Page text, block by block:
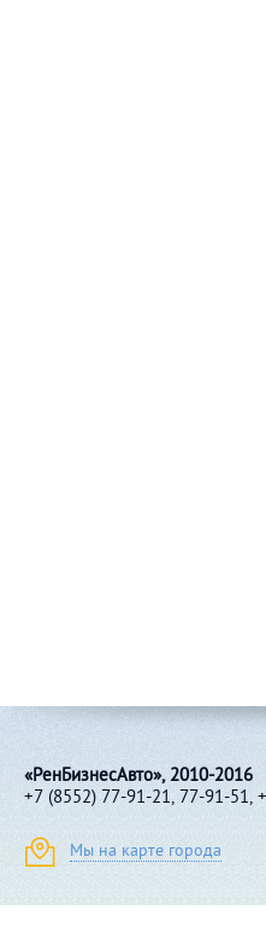
«РенБизнесАвто», 2010-2016
+7 (8552) 77-91-21, 77-91-51,
Мы на карте города